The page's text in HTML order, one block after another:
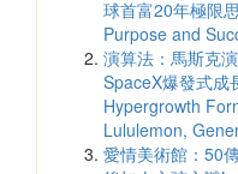
球首富20年極限
Purpose and
演算法：馬斯克
SpaceX爆發式成
Hypergrowth
Lululemon,
愛情美術館：50